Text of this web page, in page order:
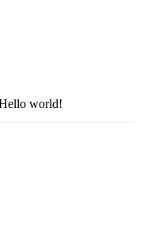
world!